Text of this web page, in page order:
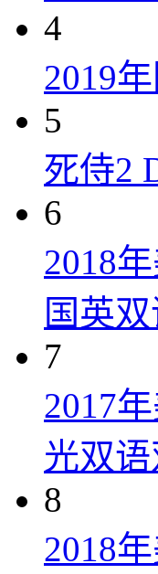
4
2019
5
死侍2
6
2018
国英
7
2017
光双
8
2018